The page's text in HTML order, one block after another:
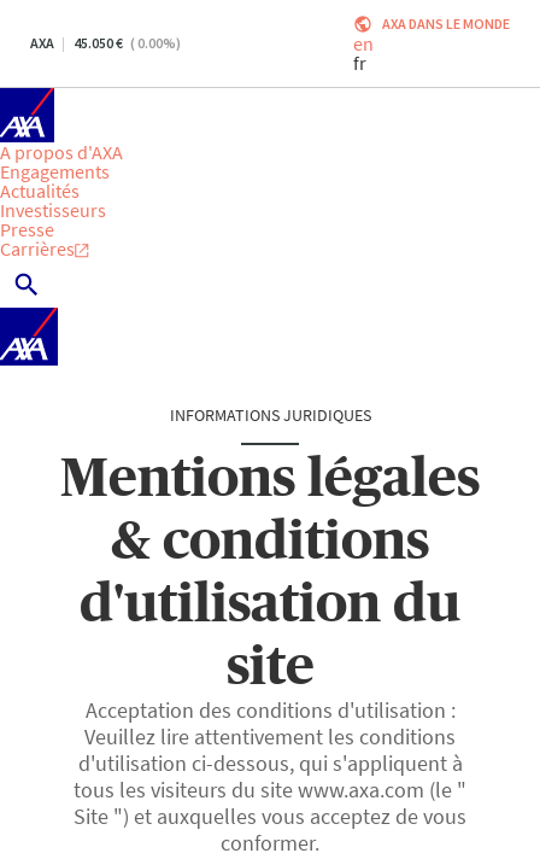
AXA 45.050 ( 0.00%)
AXA DANS LE MONDE
en
fr
A propos d'AXA
Engagements
Actualités
Investisseurs
Presse
Carrières
INFORMATIONS JURIDIQUES
Mentions légales
& conditions
d'utilisation du
site
Acceptation des conditions d'utilisation :
Veuillez lire attentivement les conditions
d'utilisation ci-dessous, qui s'appliquent à
tous les visiteurs du site www.axa.com (le "
Site ") et auxquelles vous acceptez de vous
conformer.